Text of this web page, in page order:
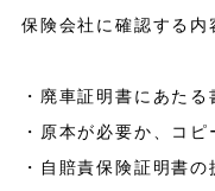
保険会社に確認する内
・廃車証明書にあたる
・原本が必要か、コピ
・自賠責保険証明書の